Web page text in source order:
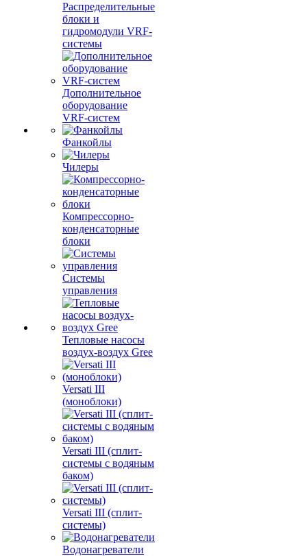
Распределительные
блоки и
гидромодули VRF-
системы
Дополнительное
оборудование
VRF-систем
Фанкойлы
Чилеры
Компрессорно-
конденсаторные
блоки
Системы
управления
Тепловые насосы
воздух-воздух Gree
Versati III
(моноблоки)
Versati III (сплит-
системы с водяным
баком)
Versati III (сплит-
системы)
Водонагреватели